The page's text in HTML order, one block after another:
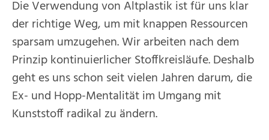
Die Verwendung von Altplastik ist für uns klar
der richtige Weg, um mit knappen Ressourcen
sparsam umzugehen. Wir arbeiten nach dem
Prinzip kontinuierlicher Stoffkreisläufe. Deshalb
geht es uns schon seit vielen Jahren darum, die
Ex- und Hopp-Mentalität im Umgang mit
Kunststoff radikal zu ändern.